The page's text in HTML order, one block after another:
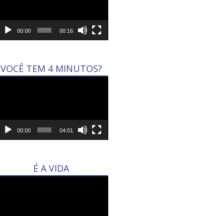
00:00 00:16
VOCÊ TEM 4 MINUTOS?
00:00 04:01
É A VIDA